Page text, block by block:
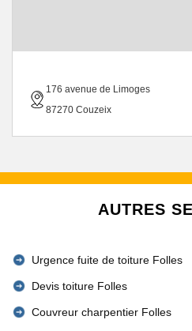
176 avenue de Limoges
87270 Couzeix
AUTRES
Urgence fuite de toiture Folles
Devis toiture Folles
Couvreur charpentier Folles